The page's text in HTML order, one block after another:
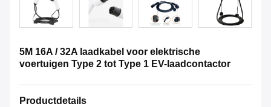
5M 16A / 32A laadkabel voor elektrische
voertuigen Type 2 tot Type 1 EV-laadcontactor
Productdetails